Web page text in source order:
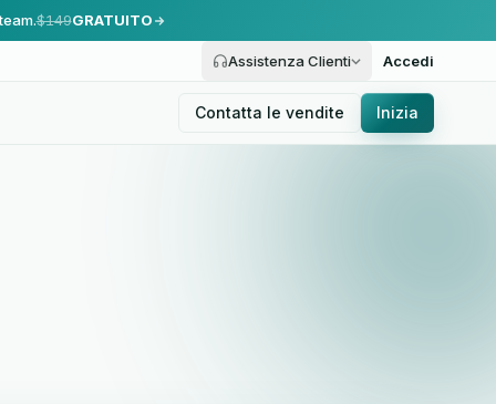
$149GRATUITO
Assistenza Clienti Accedi
Contatta le vendite Inizia